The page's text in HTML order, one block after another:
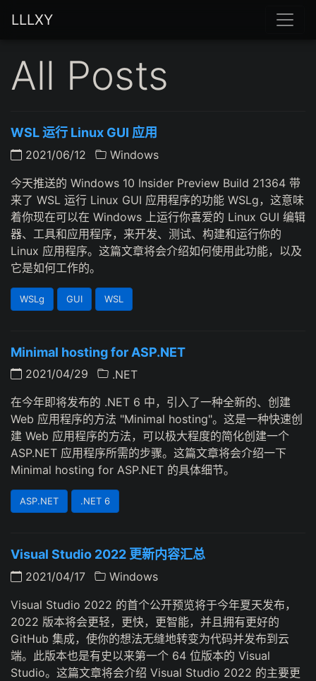
LLLXY
All Posts
WSL 运行 Linux GUI 应用
2021/06/12
Windows
今天推送的 Windows 10 Insider Preview Build 21364 带
来了 WSL 运行 Linux GUI 应用程序的功能 WSLg，这意味
着你现在可以在 Windows 上运行你喜爱的 Linux GUI 编辑
器、工具和应用程序，来开发、测试、构建和运行你的
Linux 应用程序。这篇文章将会介绍如何使用此功能，以及
它是如何工作的。
WSLg GUI WSL
Minimal hosting for ASP.NET
2021/04/29
.NET
在今年即将发布的 .NET 6 中，引入了一种全新的、创建
Web 应用程序的方法 "Minimal hosting"。这是一种快速创
建 Web 应用程序的方法，可以极大程度的简化创建一个
ASP.NET 应用程序所需的步骤。这篇文章将会介绍一下
Minimal hosting for ASP.NET 的具体细节。
ASP.NET .NET 6
Visual Studio 2022 更新内容汇总
2021/04/17
Windows
Visual Studio 2022 的首个公开预览将于今年夏天发布，
2022 版本将会更轻，更快，更智能，并且拥有更好的
GitHub 集成，使你的想法无缝地转变为代码并发布到云
端。此版本也是有史以来第一个 64 位版本的 Visual
Studio。这篇文章将会介绍 Visual Studio 2022 的主要更